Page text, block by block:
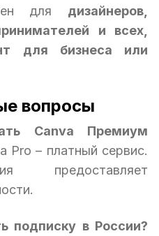
для дизайнеров,
и всех,
для бизнеса или
вопросы
Canva Премиум
Pro – платный сервис.
предоставляет
подписку в России?